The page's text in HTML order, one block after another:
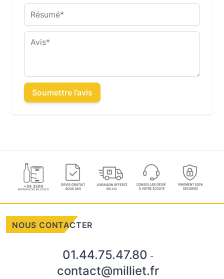
Résumé
Avis
Soumettre l’avis
NOUS CONTACTER
01.44.75.47.80 -
contact@milliet.fr